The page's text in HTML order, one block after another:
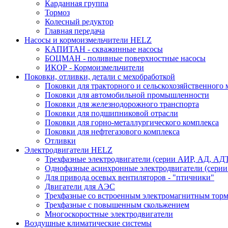
Карданная группа
Тормоз
Колесный редуктор
Главная передача
Насосы и кормоизмельчители HELZ
КАПИТАН - скважинные насосы
БОЦМАН - поливные поверхностные насосы
ИКОР - Кормоизмельчители
Поковки, отливки, детали с мехобработкой
Поковки для тракторного и
Поковки для автомобильной промышленности
Поковки для железнодорожного транспорта
Поковки для подшипниковой отрасли
Поковки для горно-металлургического комплекса
Поковки для нефтегазового комплекса
Отливки
Электродвигатели HELZ
Трехфазные электродвигатели (серии АИР, АД,
Однофазные асинхронные электродвигатели
Для привода осевых вентиляторов - "птичники"
Двигатели для АЭС
Трехфазные со встроенным электромагнитным
Трехфазные с повышенным скольжением
Многоскоростные электродвигатели
Воздушные климатические системы